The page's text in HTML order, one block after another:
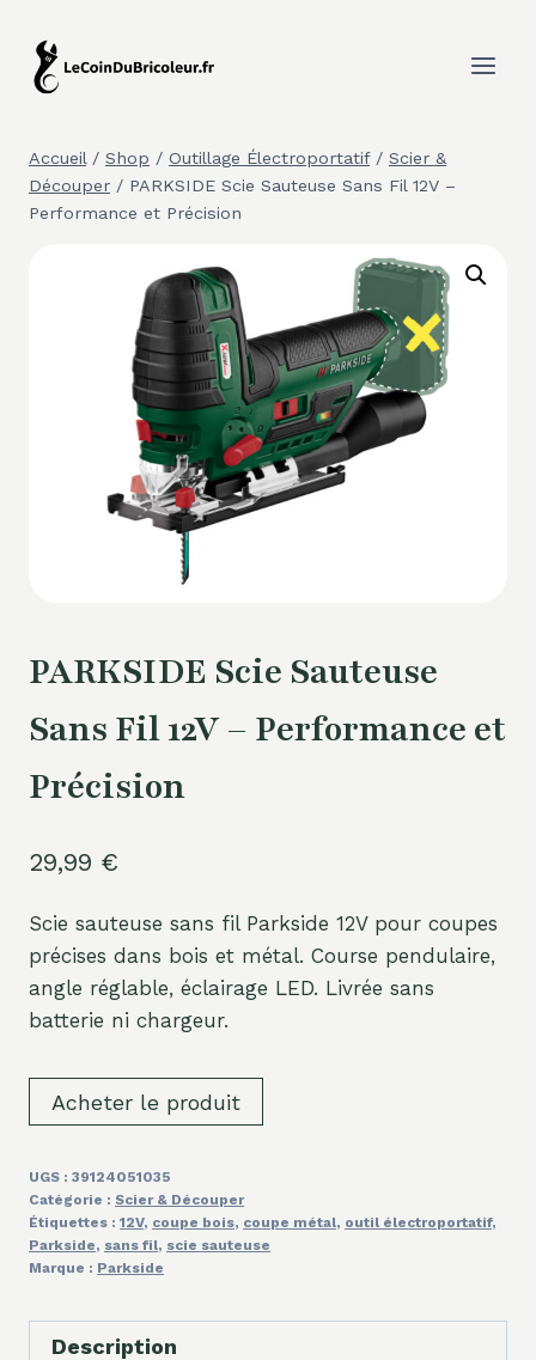
contenu
Accueil / Shop / Outillage Électroportatif / Scier &
Découper / PARKSIDE Scie Sauteuse Sans Fil 12V –
Performance et Précision
PARKSIDE Scie Sauteuse
Sans Fil 12V – Performance et
Précision
29,99 €
Scie sauteuse sans fil Parkside 12V pour coupes
précises dans bois et métal. Course pendulaire,
angle réglable, éclairage LED. Livrée sans
batterie ni chargeur.
Acheter le produit
UGS : 39124051035
Catégorie : Scier & Découper
Étiquettes : 12V, coupe bois, coupe métal, outil électroportatif,
Parkside, sans fil, scie sauteuse
Marque : Parkside
Description